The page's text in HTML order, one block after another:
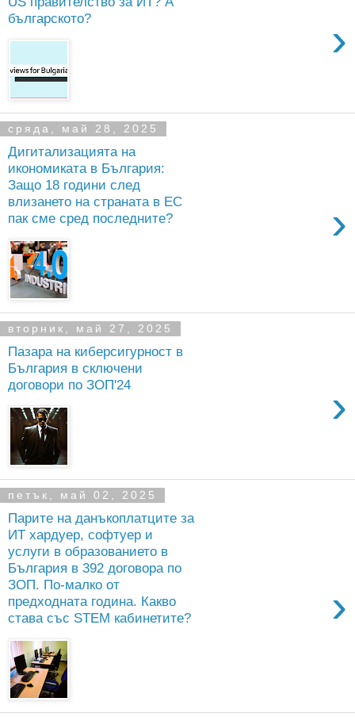
българското?
›
сряда, май 28, 2025
Дигитализацията на
икономиката в България:
Защо 18 години след
влизането на страната в ЕС
пак сме сред последните?
›
вторник, май 27, 2025
Пазара на киберсигурност в
България в сключени
договори по ЗОП'24
›
петък, май 02, 2025
Парите на данъкоплатците за
ИТ хардуер, софтуер и
услуги в образованието в
България в 392 договора по
ЗОП. По-малко от
предходната година. Какво
става със STEM кабинетите?
›